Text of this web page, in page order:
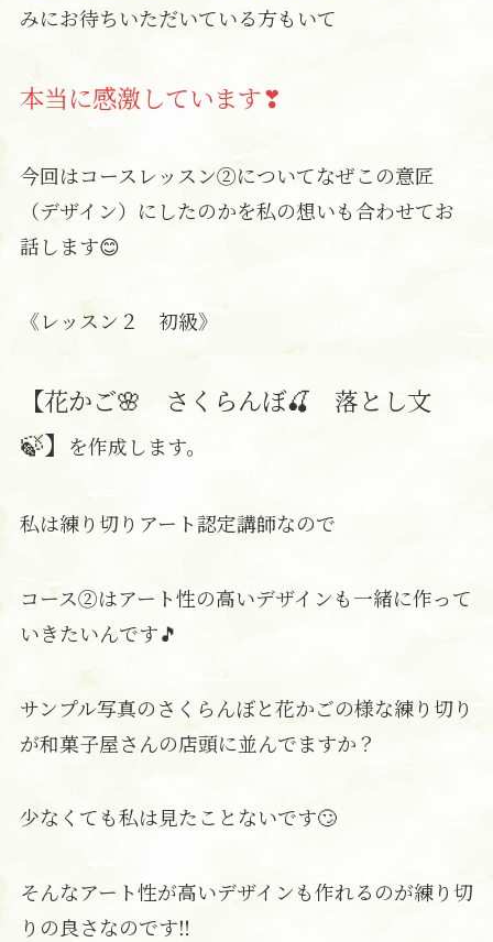
みにお待ちいただいている方もいて
本当に感激しています❣
今回はコースレッスン②についてなぜこの意匠
（デザイン）にしたのかを私の想いも合わせてお
話します😊
《レッスン２ 初級》
【花かご🌸 さくらんぼ🍒 落とし文
🍃】 を作成します。
私は練り切りアート認定講師なので
コース②はアート性の高いデザインも一緒に作って
いきたいんです🎵
サンプル写真のさくらんぼと花かごの様な練り切り
が和菓子屋さんの店頭に並んでますか？
少なくても私は見たことないです🙄
そんなアート性が高いデザインも作れるのが練り切
りの良さなのです‼